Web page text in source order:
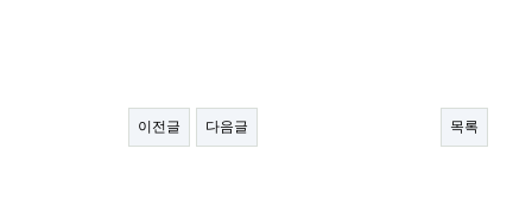
이전글 다음글 목록